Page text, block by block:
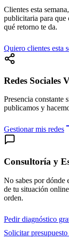
Clientes esta
publicitaria para que
qué retorno te da.
Quiero clientes esta
Redes Sociales
Presencia constante
publicamos y
Gestionar mis redes
Consultoría y
No sabes por dónde
de tu situación
orden.
Pedir diagnóstico
Solicitar